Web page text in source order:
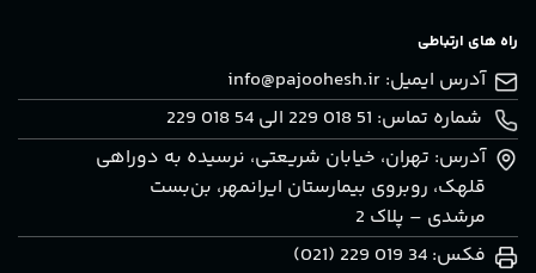
راه های ارتباطی
آدرس ایمیل: info@pajoohesh.ir
شماره تماس: 51 018 229 الی 54 018 229
آدرس: تهران، خيابان شريعتی، نرسيده به دوراهی
قلهک، روبروی بيمارستان ايرانمهر، بن‌بست
مرشدی – پلاک 2
فکس: 34 019 229 (021)